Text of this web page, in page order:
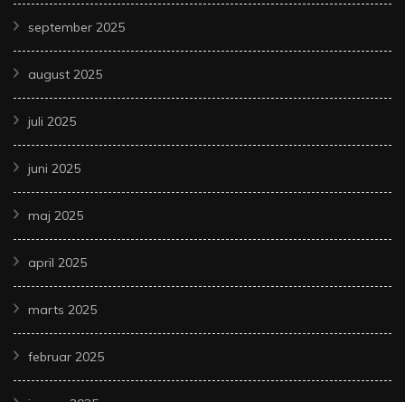
september 2025
august 2025
juli 2025
juni 2025
maj 2025
april 2025
marts 2025
februar 2025